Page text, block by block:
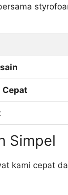
Cepat
Simpel
kami cepat